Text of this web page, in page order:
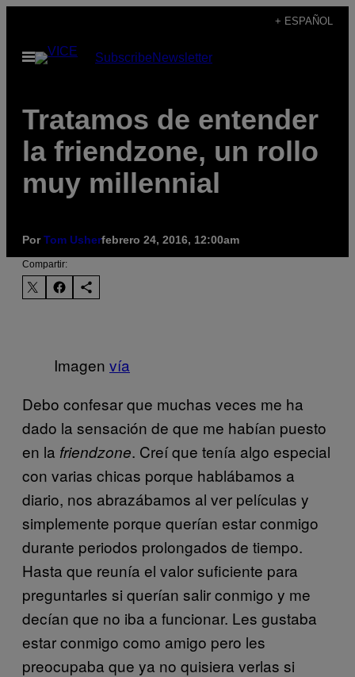
contenido
+ ESPAÑOL
Abrir
Menú
SubscribeNewsletter
Tratamos de entender
la friendzone, un rollo
muy millennial
PorTom Usherfebrero 24, 2016, 12:00am
Compartir:
Imagen vía
Debo confesar que muchas veces me ha
dado la sensación de que me habían puesto
en la friendzone. Creí que tenía algo especial
con varias chicas porque hablábamos a
diario, nos abrazábamos al ver películas y
simplemente porque querían estar conmigo
durante periodos prolongados de tiempo.
Hasta que reunía el valor suficiente para
preguntarles si querían salir conmigo y me
decían que no iba a funcionar. Les gustaba
estar conmigo como amigo pero les
preocupaba que ya no quisiera verlas si